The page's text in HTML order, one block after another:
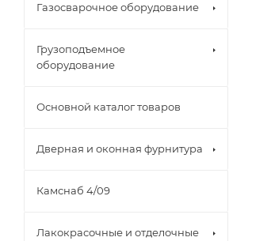
Газосварочное оборудование
Грузоподъемное
оборудование
Основной каталог товаров
Дверная и оконная фурнитура
Камснаб 4/09
Лакокрасочные и отделочные